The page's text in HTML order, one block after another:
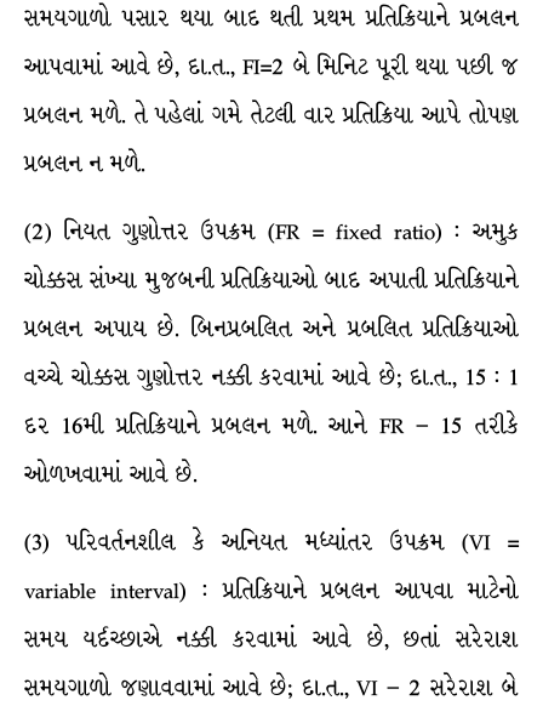
સમયગાળો પસાર થયા બાદ થતી પ્રથમ પ્રતિક્રિયાને પ્રબલન
આપવામાં આવે છે, દા.ત., FI=2 બે મિનિટ પૂરી થયા પછી જ
પ્રબલન મળે. તે પહેલાં ગમે તેટલી વાર પ્રતિક્રિયા આપે તોપણ
પ્રબલન ન મળે.
(2) નિયત ગુણોત્તર ઉપક્રમ (FR = fixed ratio) : અમુક
ચોક્કસ સંખ્યા મુજબની પ્રતિક્રિયાઓ બાદ અપાતી પ્રતિક્રિયાને
પ્રબલન અપાય છે. બિનપ્રબલિત અને પ્રબલિત પ્રતિક્રિયાઓ
વચ્ચે ચોક્કસ ગુણોત્તર નક્કી કરવામાં આવે છે; દા.ત., 15 : 1
દર 16મી પ્રતિક્રિયાને પ્રબલન મળે. આને FR – 15 તરીકે
ઓળખવામાં આવે છે.
(3) પરિવર્તનશીલ કે અનિયત મધ્યાંતર ઉપક્રમ (VI =
variable interval) : પ્રતિક્રિયાને પ્રબલન આપવા માટેનો
સમય યર્દચ્છાએ નક્કી કરવામાં આવે છે, છતાં સરેરાશ
સમયગાળો જણાવવામાં આવે છે; દા.ત., VI – 2 સરેરાશ બે